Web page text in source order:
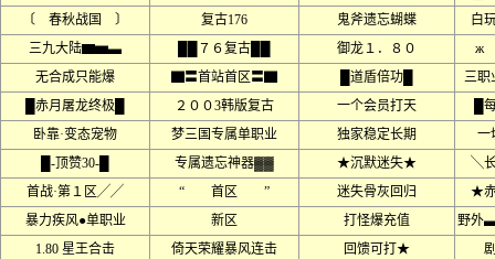
〔 春秋战国 〕
复古176 鬼斧遗忘蝴蝶
白
三九大陆▆▅▃
██７６复古██ 御龙１．８０
ж
无合成只能爆
▇〓首站首区〓▇ █道盾倍功█
三职
█赤月屠龙终极█
２００3韩版复古 一个会员打天
█
卧靠·变态宠物
梦三国专属单职业 独家稳定长期
一
█-顶赞30-█
专属遗忘神器▓▓ ★沉默迷失★
╲
首战·第１区╱╱
“ 首区 ” 迷失骨灰回归
★
暴力疾风●单职业
新区 打怪爆充值
野外
1.80 星王合击
倚天荣耀暴风连击 回馈可打★